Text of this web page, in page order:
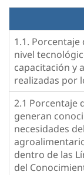
1.1.
nivel
capacitación y
realizadas por
2.1 Porcentaje
generan
necesidades
dentro de las
del